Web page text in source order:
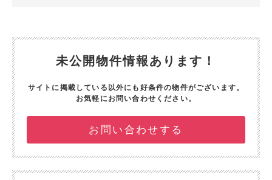
未公開物件情報あります！
サイトに掲載している以外にも好条件の物件がございます。
お気軽にお問い合わせください。
お問い合わせする